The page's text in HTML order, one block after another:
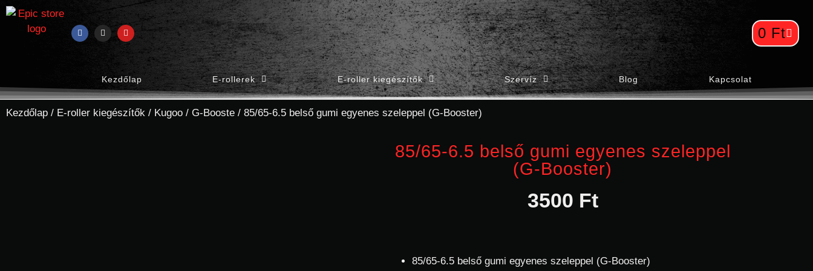
0 Ft
Kezdőlap E-rollerek E-roller kiegészítők Szervíz Blog Kapcsolat
Kezdőlap / E-roller kiegészítők / Kugoo / G-Booste / 85/65-6.5 belső gumi egyenes szeleppel (G-Booster)
85/65-6.5 belső gumi egyenes szeleppel
(G-Booster)
3500 Ft
85/65-6.5 belső gumi egyenes szeleppel (G-Booster)